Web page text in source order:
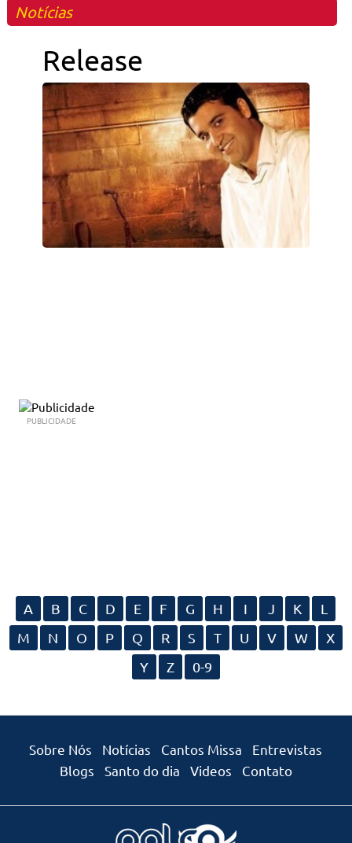
Notícias
Release
PUBLICIDADE
A B C D E F G H I J K
L
M
N O P Q R S T U V W
X
Y
Z 0-9
Sobre Nós Notícias Cantos Missa
Entrevistas
Blogs
Santo do dia Videos Contato